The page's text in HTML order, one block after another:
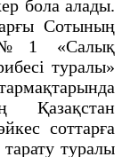
бола алады.
Сотының
№1 «Салық
туралы»
Қазақстан
соттарға
туралы